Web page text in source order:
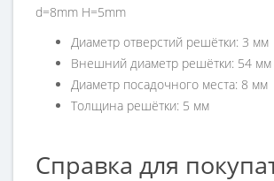
d=8mm H=5mm
Диаметр отверстий решётки: 3 мм
Внешний диаметр решётки: 54 мм
Диаметр посадочного места: 8 мм
Толщина решётки: 5 мм
Справка для